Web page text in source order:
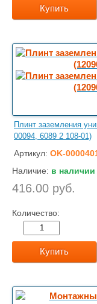
Купить
Плинт заземления
00094, 6089 2 108-01)
Артикул: OK-
Наличие: в наличии
416.00 руб.
Количество:
Купить